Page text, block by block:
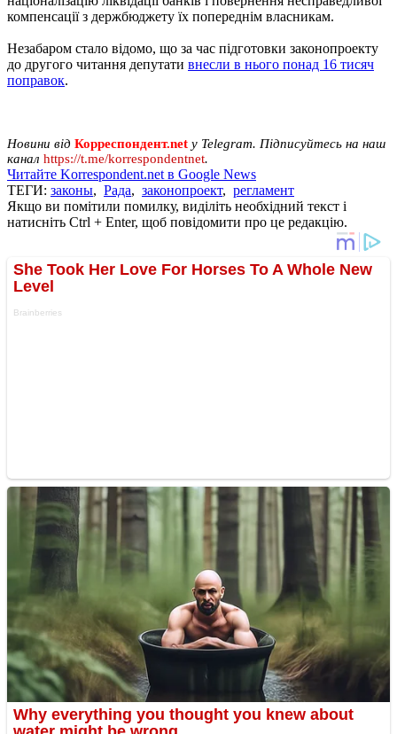
компенсації з держбюджету їх попереднім власникам.
Незабаром стало відомо, що за час підготовки законопроекту
до другого читання депутати внесли в нього понад 16 тисяч
поправок.
Новини від Корреспондент.net у Telegram. Підписуйтесь на наш
канал https://t.me/korrespondentnet.
Читайте Korrespondent.net в Google News
ТЕГИ: законы, Рада, законопроект, регламент
Якщо ви помітили помилку, виділіть необхідний текст і
натисніть Ctrl + Enter, щоб повідомити про це редакцію.